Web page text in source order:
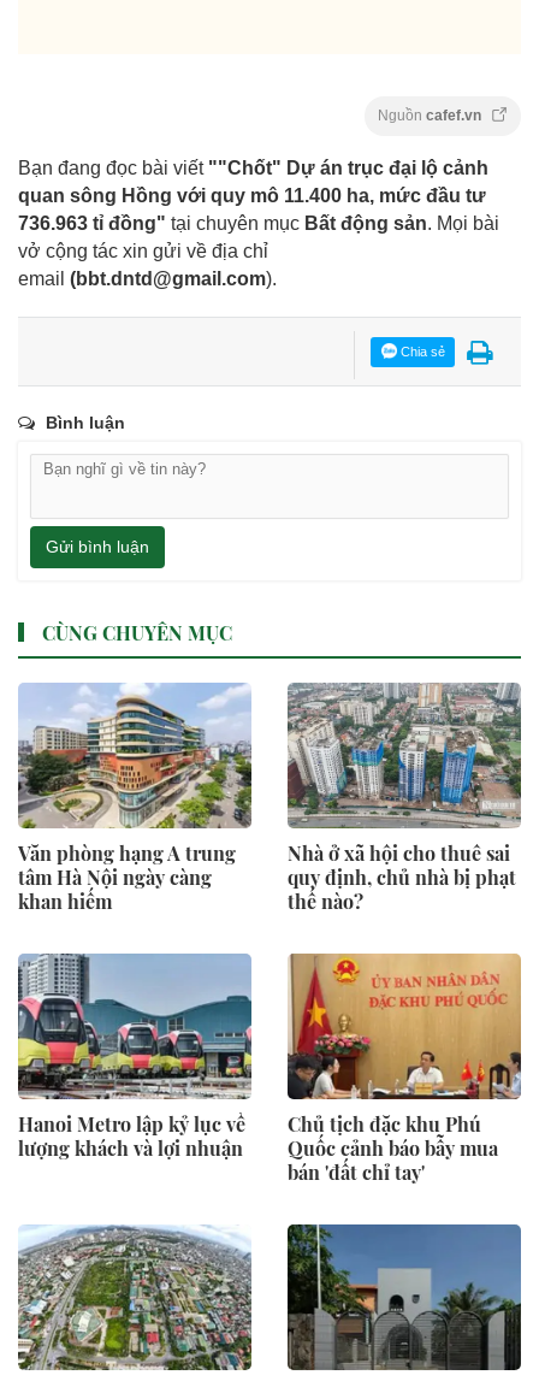
Nguồn cafef.vn
Bạn đang đọc bài viết ""Chốt" Dự án trục đại lộ cảnh
quan sông Hồng với quy mô 11.400 ha, mức đầu tư
736.963 tỉ đồng" tại chuyên mục Bất động sản. Mọi bài
vở cộng tác xin gửi về địa chỉ
email (bbt.dntd@gmail.com).
Chia sẻ
Bình luận
Gửi bình luận
CÙNG CHUYÊN MỤC
Văn phòng hạng A trung
tâm Hà Nội ngày càng
khan hiếm
Nhà ở xã hội cho thuê sai
quy định, chủ nhà bị phạt
thế nào?
Hanoi Metro lập kỷ lục về
lượng khách và lợi nhuận
Chủ tịch đặc khu Phú
Quốc cảnh báo bẫy mua
bán 'đất chỉ tay'